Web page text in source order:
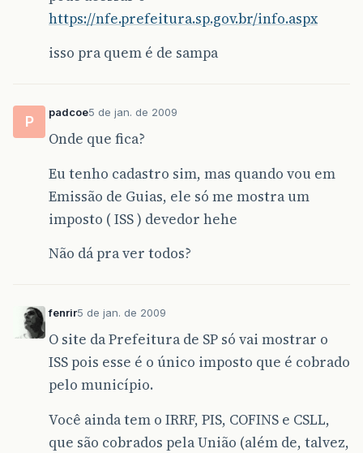
https://nfe.prefeitura.sp.gov.br/info.aspx
isso pra quem é de sampa
P
padcoe5 de jan. de 2009
Onde que fica?
Eu tenho cadastro sim, mas quando vou em
Emissão de Guias, ele só me mostra um
imposto ( ISS ) devedor hehe
Não dá pra ver todos?
fenrir5 de jan. de 2009
O site da Prefeitura de SP só vai mostrar o
ISS pois esse é o único imposto que é cobrado
pelo município.
Você ainda tem o IRRF, PIS, COFINS e CSLL,
que são cobrados pela União (além de, talvez,